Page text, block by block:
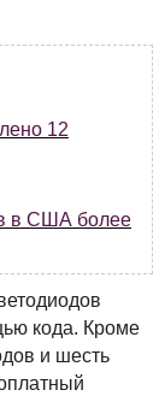
12
в США более
кода. Кроме
и шесть